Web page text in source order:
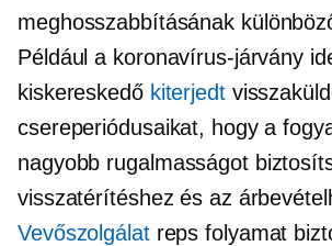
meghosszabbításának
Például a koronavírus-járvány
kiskereskedő kiterjedt
csereperiódusaikat, hogy a
nagyobb rugalmasságot
visszatérítéshez és az
Vevőszolgálatreps folyamat